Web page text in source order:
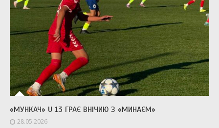
«МУНКАЧ» U 13 ГРАЄ ВНІЧИЮ З «МИНАЄМ»
28.05.2026